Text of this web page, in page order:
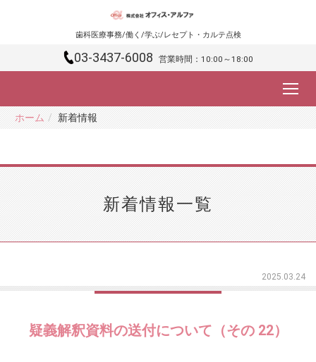
歯科医療事務/働く/学ぶ/レセプト・カルテ点検
03-3437-6008 営業時間：10:00～18:00
ホーム 新着情報
新着情報一覧
2025.03.24
疑義解釈資料の送付について（その 22）